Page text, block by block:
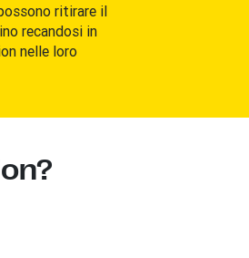
ritirare il
recandosi in
nelle loro